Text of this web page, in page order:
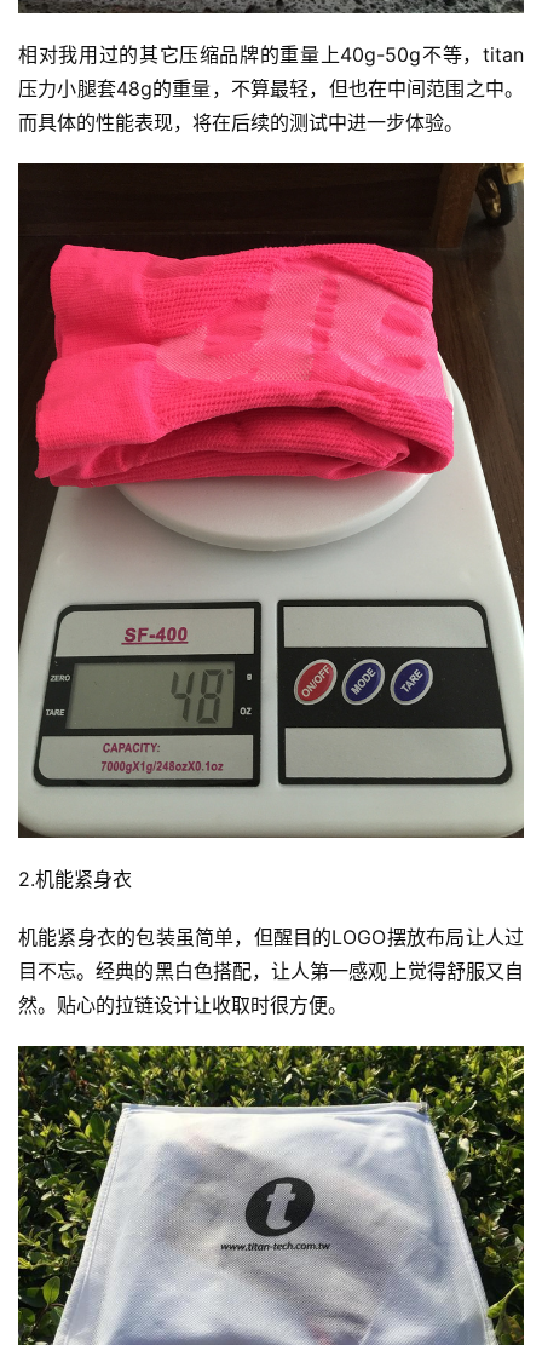
相对我用过的其它压缩品牌的重量上40g-50g不等，titan
压力小腿套48g的重量，不算最轻，但也在中间范围之中。
而具体的性能表现，将在后续的测试中进一步体验。
2.机能紧身衣
机能紧身衣的包装虽简单，但醒目的LOGO摆放布局让人过
目不忘。经典的黑白色搭配，让人第一感观上觉得舒服又自
然。贴心的拉链设计让收取时很方便。